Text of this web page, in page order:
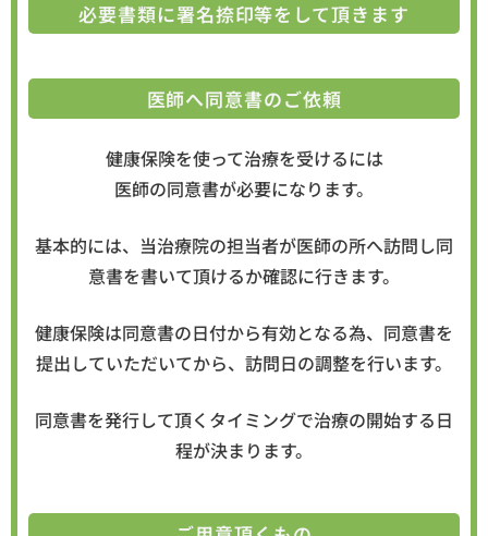
必要書類に署名捺印等をして頂きます
医師へ同意書のご依頼
健康保険を使って治療を受けるには
医師の同意書が必要になります。
基本的には、当治療院の担当者が医師の所へ訪問し同
意書を書いて頂けるか確認に行きます。
健康保険は同意書の日付から有効となる為、同意書を
提出していただいてから、訪問日の調整を行います。
同意書を発行して頂くタイミングで治療の開始する日
程が決まります。